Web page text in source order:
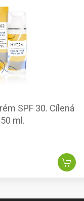
SPF 30. Cílená
ml.